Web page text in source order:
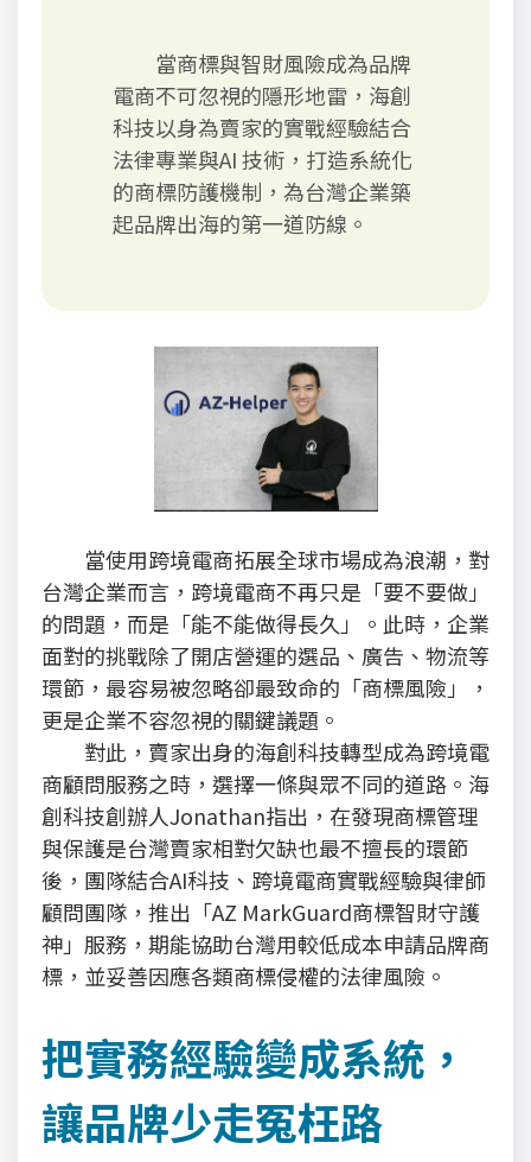
當商標與智財風險成為品牌
電商不可忽視的隱形地雷，海創
科技以身為賣家的實戰經驗結合
法律專業與AI 技術，打造系統化
的商標防護機制，為台灣企業築
起品牌出海的第一道防線。
當使用跨境電商拓展全球市場成為浪潮，對
台灣企業而言，跨境電商不再只是「要不要做」
的問題，而是「能不能做得長久」。此時，企業
面對的挑戰除了開店營運的選品、廣告、物流等
環節，最容易被忽略卻最致命的「商標風險」，
更是企業不容忽視的關鍵議題。
對此，賣家出身的海創科技轉型成為跨境電
商顧問服務之時，選擇一條與眾不同的道路。海
創科技創辦人Jonathan指出，在發現商標管理
與保護是台灣賣家相對欠缺也最不擅長的環節
後，團隊結合AI科技、跨境電商實戰經驗與律師
顧問團隊，推出「AZ MarkGuard商標智財守護
神」服務，期能協助台灣用較低成本申請品牌商
標，並妥善因應各類商標侵權的法律風險。
把實務經驗變成系統，
讓品牌少走冤枉路